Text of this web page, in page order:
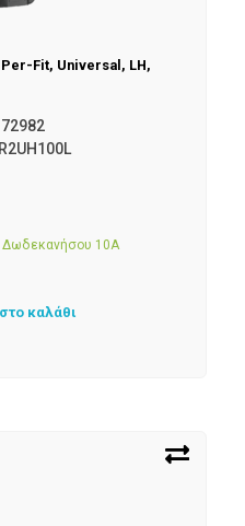
Fit, Universal, LH,
Δωδεκανήσου 10Α
καλάθι